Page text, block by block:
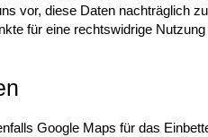
vor, diese Daten nachträglich
für eine rechtswidrige Nutzung
Google Maps für das